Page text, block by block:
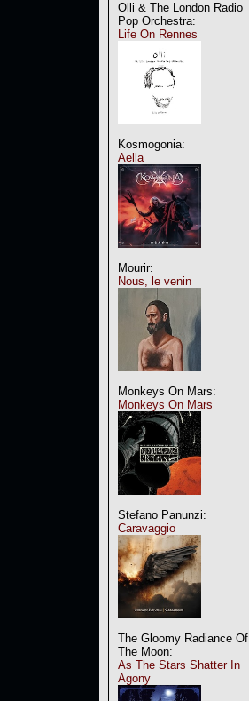
Olli & The London Radio
Pop Orchestra:
Life On Rennes
Kosmogonia:
Aella
Mourir:
Nous, le venin
Monkeys On Mars:
Monkeys On Mars
Stefano Panunzi:
Caravaggio
The Gloomy Radiance Of
The Moon:
As The Stars Shatter In
Agony